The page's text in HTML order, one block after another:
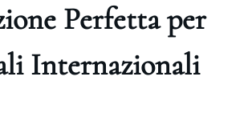
Perfetta per
Internazionali